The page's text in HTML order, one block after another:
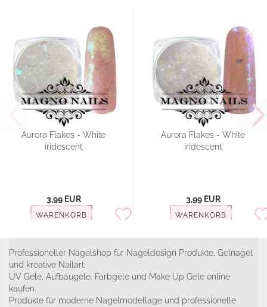
Aurora Flakes - White
iridescent
3,99 EUR
WARENKORB
Aurora Flakes - White
iridescent
3,99 EUR
WARENKORB
Professioneller Nagelshop für Nageldesign Produkte, Gelnägel
und kreative Nailart.
UV Gele, Aufbaugele, Farbgele und Make Up Gele online
kaufen.
Produkte für moderne Nagelmodellage und professionelle